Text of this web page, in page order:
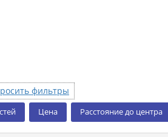
фильтры
Цена Расстояние до центра